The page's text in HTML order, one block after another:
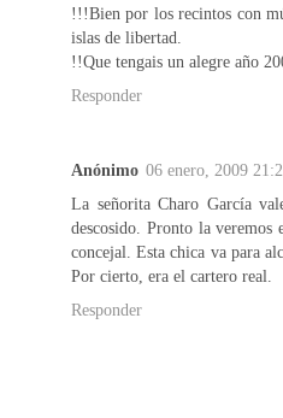
!!!Bien por los recintos con
islas de libertad.
!!Que tengais un alegre año
Responder
Anónimo 06 enero, 2009
La señorita Charo García
descosido. Pronto la veremos
concejal. Esta chica va para
Por cierto, era el cartero real.
Responder